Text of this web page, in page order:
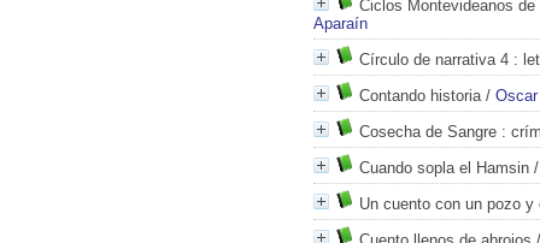
Ciclos Montevideanos
Aparaín
Círculo de narrativa 4 :
Contando historia/
Cosecha de Sangre :
Cuando sopla el Hamsin
Un cuento con un pozo